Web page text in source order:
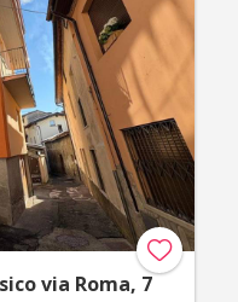
via Roma, 7